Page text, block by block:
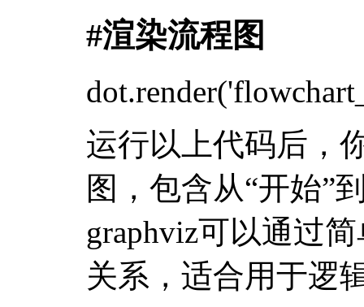
#渲染流程图
运行以上代码后，
图，包含从“开始”
graphviz可以通过
关系，适合用于逻